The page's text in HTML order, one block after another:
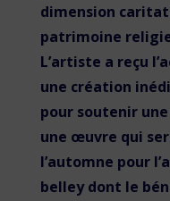
dimension
patrimoine
L’artiste a reçu
une création
pour soutenir une
une œuvre qui
l’automne pour
belley dont le